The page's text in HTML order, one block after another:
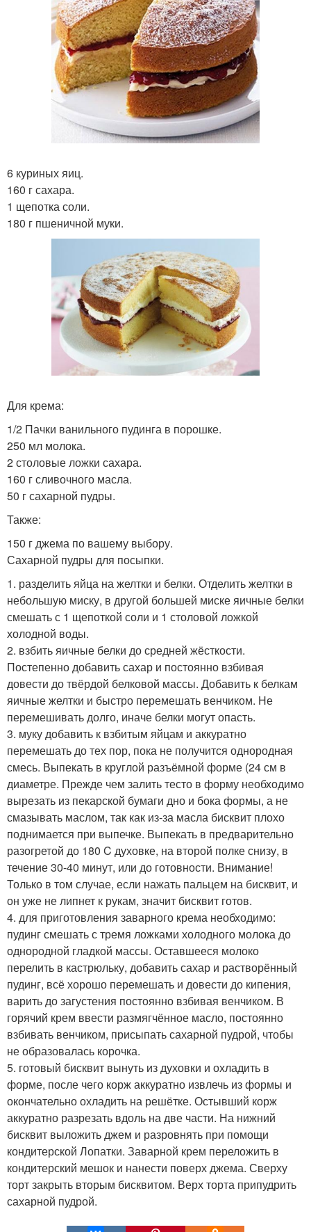
6 куриных яиц.
160 г сахара.
1 щепотка соли.
180 г пшеничной муки.
Для крема:
1/2 Пачки ванильного пудинга в порошке.
250 мл молока.
2 столовые ложки сахара.
160 г сливочного масла.
50 г сахарной пудры.
Также:
150 г джема по вашему выбору.
Сахарной пудры для посыпки.
1. разделить яйца на желтки и белки. Отделить желтки в
небольшую миску, в другой большей миске яичные белки
смешать с 1 щепоткой соли и 1 столовой ложкой
холодной воды.
2. взбить яичные белки до средней жёсткости.
Постепенно добавить сахар и постоянно взбивая
довести до твёрдой белковой массы. Добавить к белкам
яичные желтки и быстро перемешать венчиком. Не
перемешивать долго, иначе белки могут опасть.
3. муку добавить к взбитым яйцам и аккуратно
перемешать до тех пор, пока не получится однородная
смесь. Выпекать в круглой разъёмной форме (24 см в
диаметре. Прежде чем залить тесто в форму необходимо
вырезать из пекарской бумаги дно и бока формы, а не
смазывать маслом, так как из-за масла бисквит плохо
поднимается при выпечке. Выпекать в предварительно
разогретой до 180 C духовке, на второй полке снизу, в
течение 30-40 минут, или до готовности. Внимание!
Только в том случае, если нажать пальцем на бисквит, и
он уже не липнет к рукам, значит бисквит готов.
4. для приготовления заварного крема необходимо:
пудинг смешать с тремя ложками холодного молока до
однородной гладкой массы. Оставшееся молоко
перелить в кастрюльку, добавить сахар и растворённый
пудинг, всё хорошо перемешать и довести до кипения,
варить до загустения постоянно взбивая венчиком. В
горячий крем ввести размягчённое масло, постоянно
взбивать венчиком, присыпать сахарной пудрой, чтобы
не образовалась корочка.
5. готовый бисквит вынуть из духовки и охладить в
форме, после чего корж аккуратно извлечь из формы и
окончательно охладить на решётке. Остывший корж
аккуратно разрезать вдоль на две части. На нижний
бисквит выложить джем и разровнять при помощи
кондитерской Лопатки. Заварной крем переложить в
кондитерский мешок и нанести поверх джема. Сверху
торт закрыть вторым бисквитом. Верх торта припудрить
сахарной пудрой.